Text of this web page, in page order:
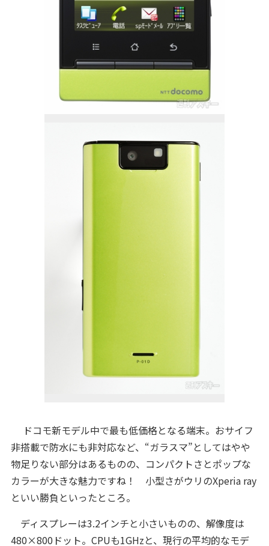
ドコモ新モデル中で最も低価格となる端末。おサイフ
非搭載で防水にも非対応など、“ガラスマ”としてはやや
物足りない部分はあるものの、コンパクトさとポップな
カラーが大きな魅力ですね！ 小型さがウリのXperia ray
といい勝負といったところ。
ディスプレーは3.2インチと小さいものの、解像度は
480×800ドット。CPUも1GHzと、現行の平均的なモデ